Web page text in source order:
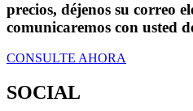
precios, déjenos su correo
comunicaremos con usted
CONSULTE AHORA
SOCIAL